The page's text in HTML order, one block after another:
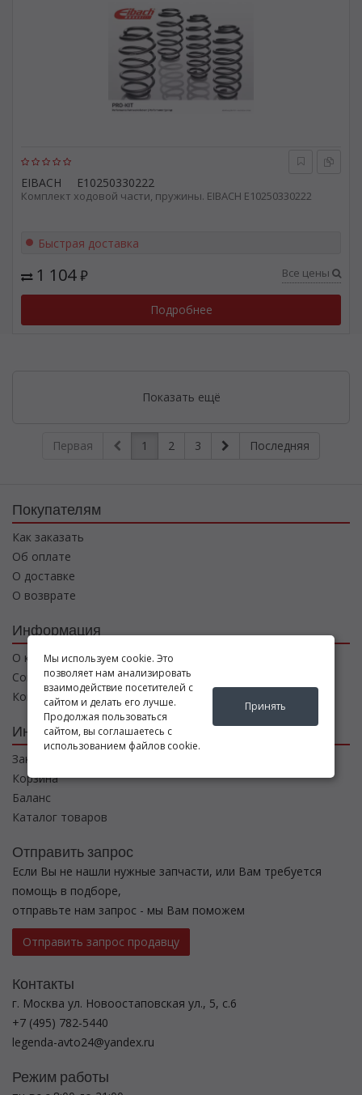
EIBACH E10250330222
Комплект ходовой части, пружины. EIBACH E10250330222
Быстрая доставка
1 104₽ Все цены
Подробнее
Показать ещё
Первая 1 2 3 Последняя
Покупателям
Как заказать
Об оплате
О доставке
О возврате
Информация
О компании
Соглашение
Контакты
Интернет магазин
Заказы
Корзина
Баланс
Каталог товаров
Отправить запрос
Если Вы не нашли нужные запчасти, или Вам требуется
помощь в подборе,
отправьте нам запрос - мы Вам поможем
Отправить запрос продавцу
Контакты
г. Москва ул. Новоостаповская ул., 5, с.6
+7 (495) 782-5440
legenda-avto24@yandex.ru
Режим работы
Мы используем cookie. Это
позволяет нам анализировать
взаимодействие посетителей с
сайтом и делать его лучше.
Продолжая пользоваться
сайтом, вы соглашаетесь с
использованием файлов cookie.
Принять